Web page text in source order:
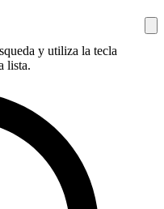
y utiliza la tecla
lista.